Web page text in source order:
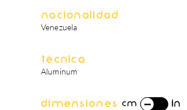
Nacionalidad
Venezuela
Técnica
Aluminum
Dimensiones cm in